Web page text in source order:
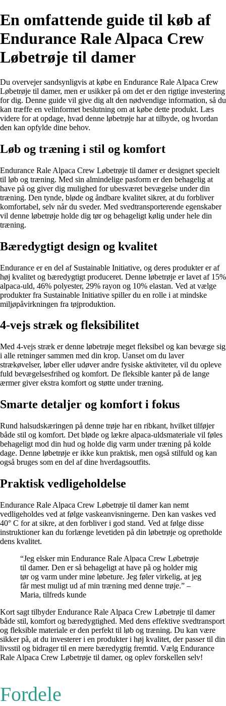
En omfattende guide til køb af
Endurance Rale Alpaca Crew
Løbetrøje til damer
Du overvejer sandsynligvis at købe en Endurance Rale Alpaca Crew
Løbetrøje til damer, men er usikker på om det er den rigtige investering
for dig. Denne guide vil give dig alt den nødvendige information, så du
kan træffe en velinformet beslutning om at købe dette produkt. Læs
videre for at opdage, hvad denne løbetrøje har at tilbyde, og hvordan
den kan opfylde dine behov.
Løb og træning i stil og komfort
Endurance Rale Alpaca Crew Løbetrøje til damer er designet specielt
til løb og træning. Med sin almindelige pasform er den behagelig at
have på og giver dig mulighed for ubesværet bevægelse under din
træning. Den tynde, bløde og åndbare kvalitet sikrer, at du forbliver
komfortabel, selv når du sveder. Med svedtransporterende egenskaber
vil denne løbetrøje holde dig tør og behageligt kølig under hele din
træning.
Bæredygtigt design og kvalitet
Endurance er en del af Sustainable Initiative, og deres produkter er af
høj kvalitet og bæredygtigt produceret. Denne løbetrøje er lavet af 15%
alpaca-uld, 46% polyester, 29% rayon og 10% elastan. Ved at vælge
produkter fra Sustainable Initiative spiller du en rolle i at mindske
miljøpåvirkningen fra tøjproduktion.
4-vejs stræk og fleksibilitet
Med 4-vejs stræk er denne løbetrøje meget fleksibel og kan bevæge sig
i alle retninger sammen med din krop. Uanset om du laver
strækøvelser, løber eller udøver andre fysiske aktiviteter, vil du opleve
fuld bevægelsesfrihed og komfort. De fleksible kanter på de lange
ærmer giver ekstra komfort og støtte under træning.
Smarte detaljer og komfort i fokus
Rund halsudskæringen på denne trøje har en ribkant, hvilket tilføjer
både stil og komfort. Det bløde og lækre alpaca-uldsmateriale vil føles
behageligt mod din hud og holde dig varm under træning på kolde
dage. Denne løbetrøje er ikke kun praktisk, men også stilfuld og kan
også bruges som en del af dine hverdagsoutfits.
Praktisk vedligeholdelse
Endurance Rale Alpaca Crew Løbetrøje til damer kan nemt
vedligeholdes ved at følge vaskeanvisningerne. Den kan vaskes ved
40° C for at sikre, at den forbliver i god stand. Ved at følge disse
instruktioner kan du forlænge levetiden på din løbetrøje og opretholde
dens kvalitet.
“Jeg elsker min Endurance Rale Alpaca Crew Løbetrøje
til damer. Den er så behageligt at have på og holder mig
tør og varm under mine løbeture. Jeg føler virkelig, at jeg
får mest muligt ud af min træning med denne trøje.” –
Maria, tilfreds kunde
Kort sagt tilbyder Endurance Rale Alpaca Crew Løbetrøje til damer
både stil, komfort og bæredygtighed. Med dens effektive svedtransport
og fleksible materiale er den perfekt til løb og træning. Du kan være
sikker på, at du investerer i en produkter i høj kvalitet, der passer til din
livsstil og bidrager til en mere bæredygtig fremtid. Vælg Endurance
Rale Alpaca Crew Løbetrøje til damer, og oplev forskellen selv!
Fordele